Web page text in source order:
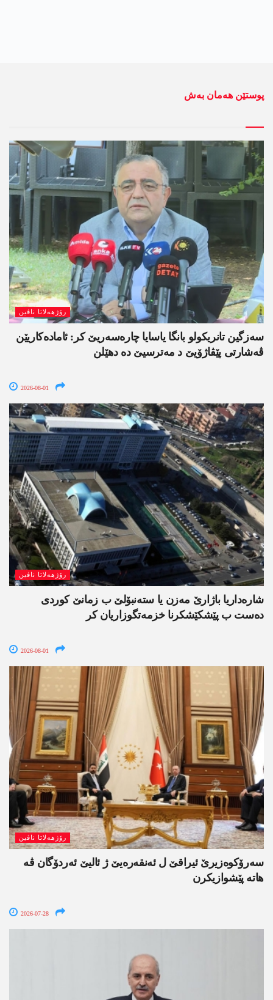
پوستێن ھەمان بەش
رۆژھەلاتا ناڤین
سەزگین تانریکولو بانگا یاسایا چارەسەریێ کر: ئامادەکاریێن
ڤەشارتی پێڤاژۆیێ د مەترسیێ دە دھێلن
2026-08-01
رۆژھەلاتا ناڤین
شارەداریا باژارێ مەزن یا ستەنبۆلێ ب زمانێ کوردی
دەست ب پێشکێشکرنا خزمەتگوزاریان کر
2026-08-01
رۆژھەلاتا ناڤین
سەرۆکوەزیرێ ئیراقێ ل ئەنقەرەیێ ژ ئالیێ ئەردۆگان ڤە
ھاتە پێشوازیکرن
2026-07-28